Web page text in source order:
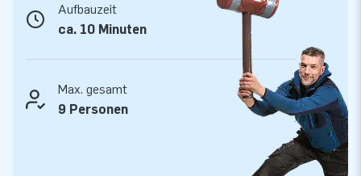
JB Service, auf den Sie sich verlassen können
JB Huepfburgen steht für starke Qualität, schnelle Lieferung
und exzellenten Service. Alle unsere Hüpfburgen werden aus
langlebigen Materialien gefertigt und mit 5 Jahren Garantie
sowie umfassendem Inhouse-Support geliefert. Mit dem
Combounce Karibik entscheiden Sie sich nicht nur für einen
fröhlichen Blickfang, sondern auch für Zuverlässigkeit und
Aufbauzeit
ca. 10 Minuten
Max. gesamt
9 Personen